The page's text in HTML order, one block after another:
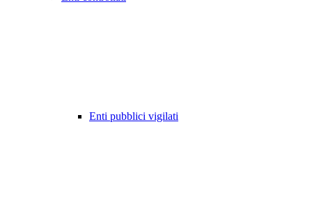
Enti pubblici vigilati